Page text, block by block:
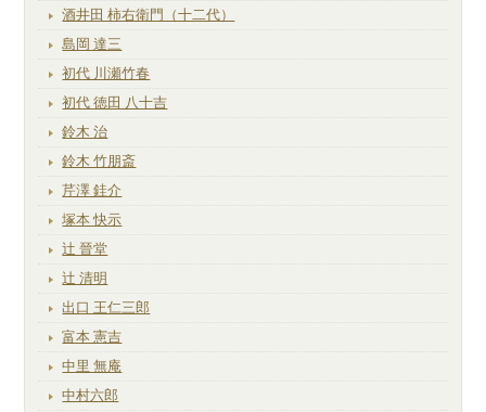
酒井田 柿右衛門（十二代）
島岡 達三
初代 川瀬竹春
初代 徳田 八十吉
鈴木 治
鈴木 竹朋斎
芹澤 銈介
塚本 快示
辻 晉堂
辻 清明
出口 王仁三郎
富本 憲吉
中里 無庵
中村六郎